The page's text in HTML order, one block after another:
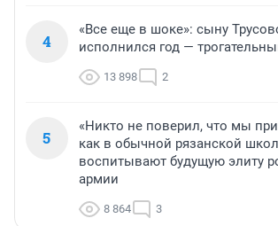
4
«Все еще в шоке»: сыну
исполнился год —
13 898 2
5
«Никто не поверил, что мы
как в обычной рязанской
воспитывают будущую элиту
армии
8 864 3